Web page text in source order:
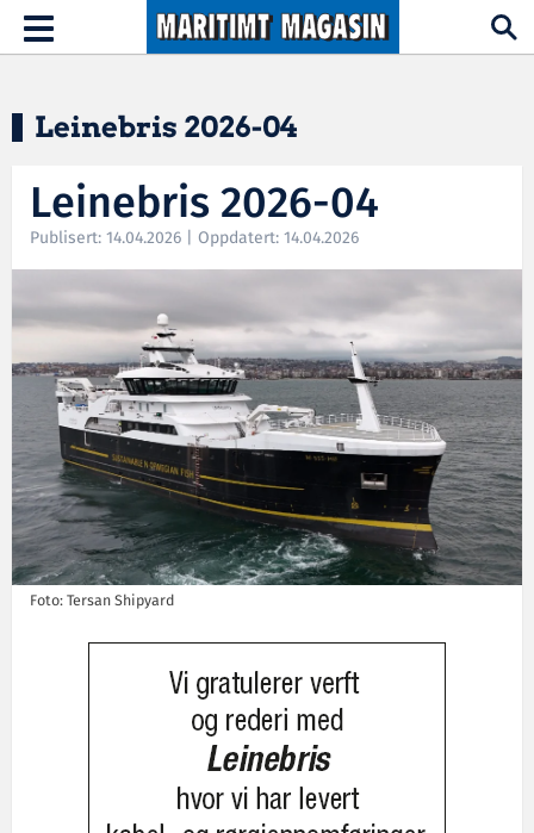
Hopp til hovedinnhold
Toggle
navigation
Leinebris 2026-04
Leinebris 2026-04
Publisert: 14.04.2026 | Oppdatert: 14.04.2026
Foto: Tersan Shipyard